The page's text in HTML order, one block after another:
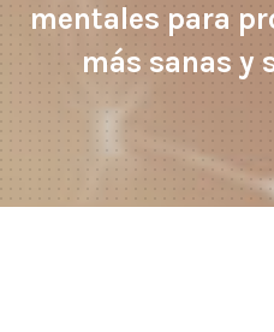
mentales para
más sanas y